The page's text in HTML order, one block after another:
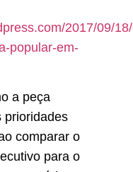
2017/09/
popular-em-
a peça
prioridades
comparar o
para o